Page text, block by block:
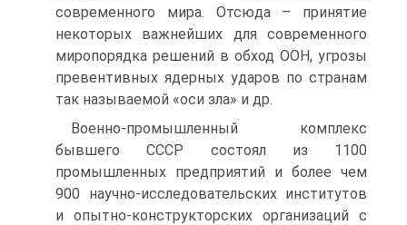
современного мира. Отсюда – принятие
некоторых важнейших для современного
миропорядка решений в обход ООН, угрозы
превентивных ядерных ударов по странам
так называемой «оси зла» и др.
Военно-промышленный комплекс
бывшего СССР состоял из 1100
промышленных предприятий и более чем
900 научно-исследовательских институтов
и опытно-конструкторских организаций с